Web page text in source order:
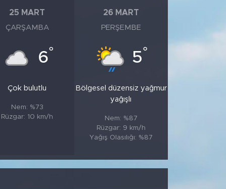
25 MART
ÇARŞAMBA
6°
Çok bulutlu
Nem: %73
Rüzgar: 10 km/h
26 MART
PERŞEMBE
5°
Bölgesel düzensiz yağmur
yağışlı
Nem: %87
Rüzgar: 9 km/h
Yağış Olasılığı: %87